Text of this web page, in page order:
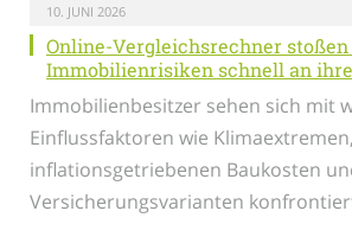
10. JUNI 2026
Online-Vergleichsrechner stoßen
Immobilienrisiken schnell an
Immobilienbesitzer sehen sich mit
Einflussfaktoren wie Klimaextremen,
inflationsgetriebenen Baukosten
Versicherungsvarianten